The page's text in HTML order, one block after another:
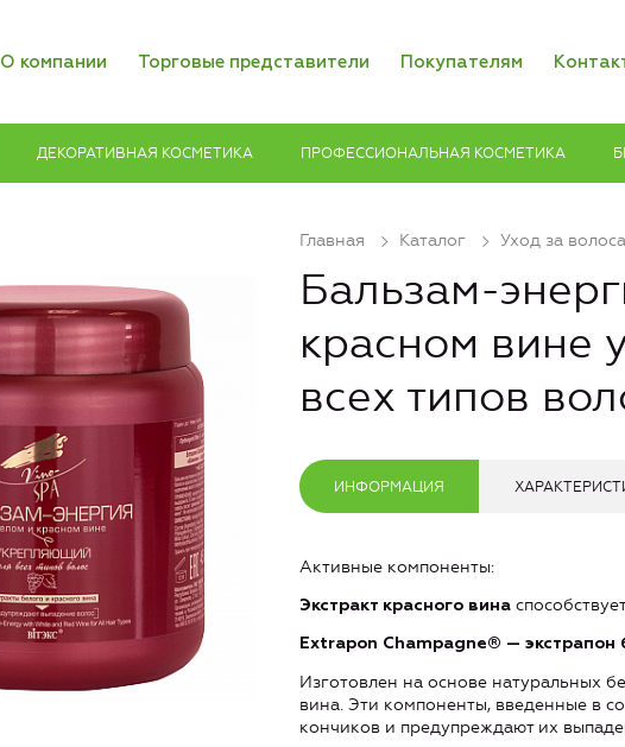
О компании Торговые представители Покупателям
ДЕКОРАТИВНАЯ КОСМЕТИКА ПРОФЕССИОНАЛЬНАЯ КОСМЕТИКА
Главная Каталог Уход за
Бальзам-
красном вине
всех типов
ИНФОРМАЦИЯ
Активные компоненты:
Экстракт красного вина
Extrapon Champagne® — экстрапон
Изготовлен на основе натуральных
вина. Эти компоненты, введенные в
кончиков и предупреждают их